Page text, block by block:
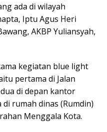
ada di wilayah
Iptu Agus Heri
AKBP Yuliansyah,
kegiatan blue light
pertama di Jalan
di depan kantor
rumah dinas (Rumdin)
Menggala Kota.